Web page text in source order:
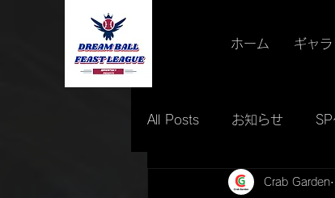
ホーム ギャ
All Posts お知らせ
イベント情報 最優秀
Crab Garden